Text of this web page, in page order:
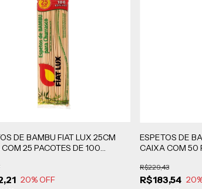
DE BAMBU FIAT LUX 25CM
25 PACOTES DE 100
20% OFF
ESPETOS DE
CAIXA COM 50
R$183,54
R$229,43
20